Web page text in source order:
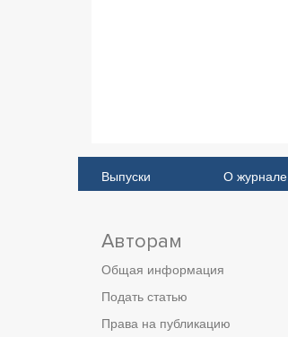
Выпуски О журнале
Авторам
Общая информация
Подать статью
Права на публикацию